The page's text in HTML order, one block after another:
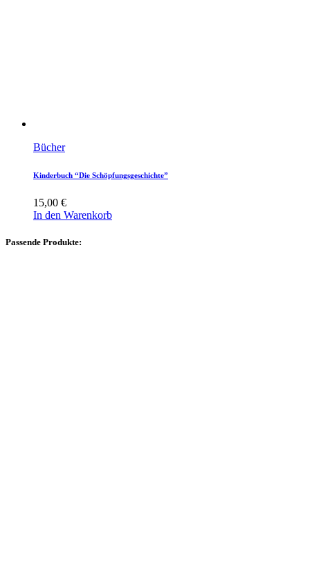
Bücher
Kinderbuch “Die Schöpfungsgeschichte”
15,00 €
In den Warenkorb
Passende Produkte: